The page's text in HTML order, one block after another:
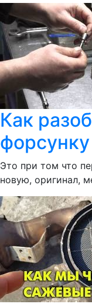
Как
Это при том что
новую, оригинал,